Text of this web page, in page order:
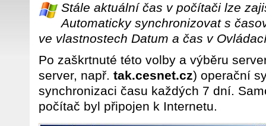
Stále aktuální čas v počítači lze
Automaticky synchronizovat s
ve vlastnostech Datum a čas v
Po zaškrtnuté této volby a výběru
server, např. tak.cesnet.cz) operační
synchronizaci času každých 7 dní.
počítač byl připojen k Internetu.